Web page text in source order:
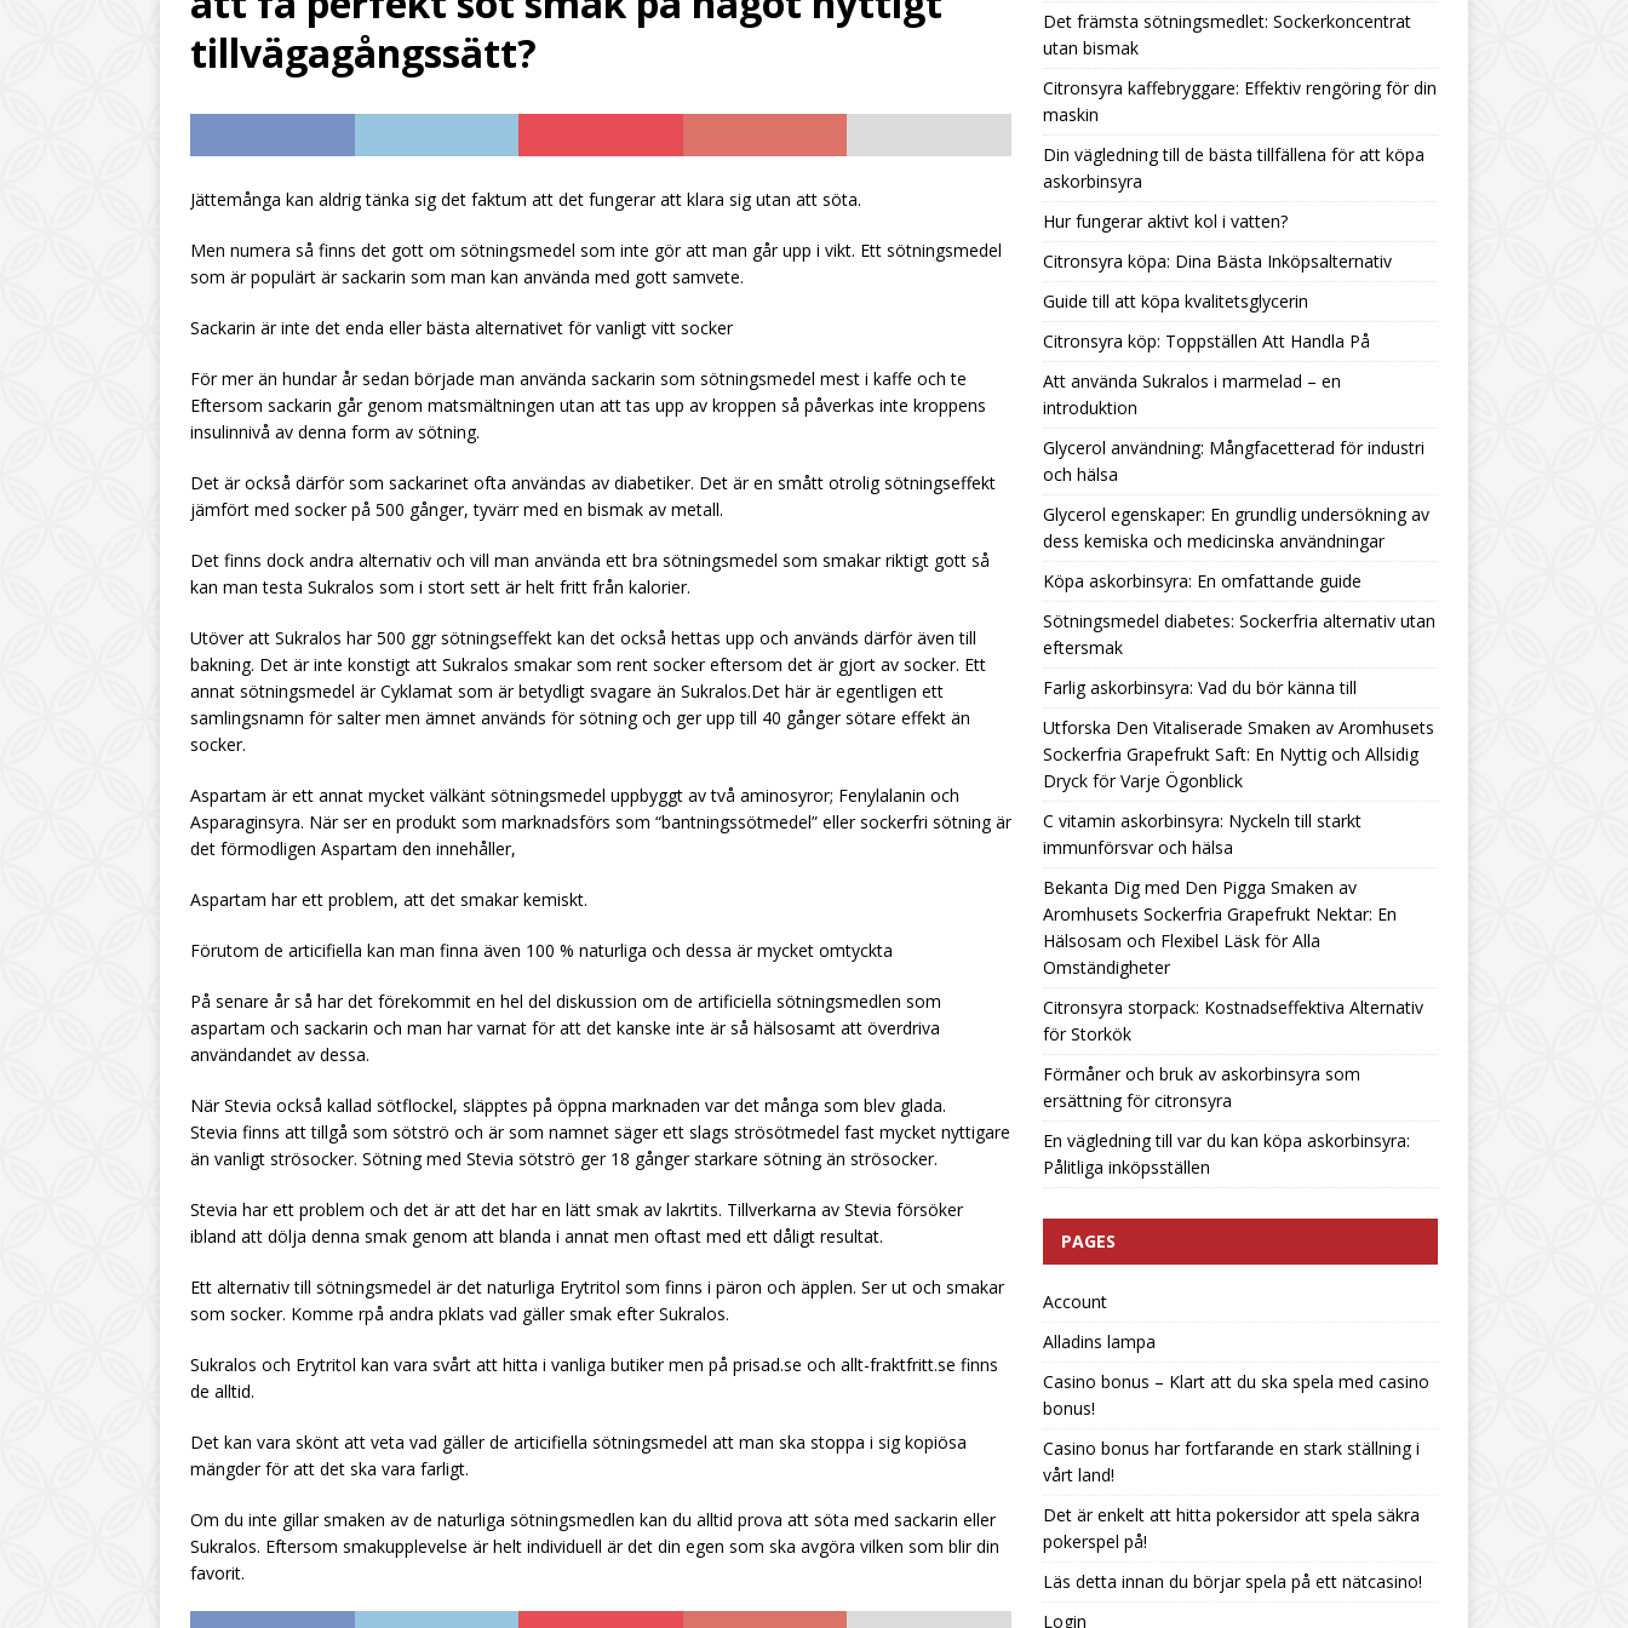
UNCATEGORIZED
[ July 6, 2026 ]
UNCATEGORIZED
[ June 19, 2026 ] Din vägledning till de bästa tillfällena för att köpa askorbinsyra
UNCATEGORIZED
[ June 12, 2026 ]
Hur fungerar aktivt kol i vatten? UNCATEGORIZED
tillvägagångssätt?
Jättemånga kan aldrig tänka sig det faktum att det fungerar att klara sig utan att söta.
Men numera så finns det gott om sötningsmedel som inte gör att man går upp i vikt. Ett sötningsmedel
som är populärt är sackarin som man kan använda med gott samvete.
Sackarin är inte det enda eller bästa alternativet för vanligt vitt socker
För mer än hundar år sedan började man använda sackarin som sötningsmedel mest i kaffe och te
Eftersom sackarin går genom matsmältningen utan att tas upp av kroppen så påverkas inte kroppens
insulinnivå av denna form av sötning.
Det är också därför som sackarinet ofta användas av diabetiker. Det är en smått otrolig sötningseffekt
jämfört med socker på 500 gånger, tyvärr med en bismak av metall.
Det finns dock andra alternativ och vill man använda ett bra sötningsmedel som smakar riktigt gott så
kan man testa Sukralos som i stort sett är helt fritt från kalorier.
Utöver att Sukralos har 500 ggr sötningseffekt kan det också hettas upp och används därför även till
bakning. Det är inte konstigt att Sukralos smakar som rent socker eftersom det är gjort av socker. Ett
annat sötningsmedel är Cyklamat som är betydligt svagare än Sukralos.Det här är egentligen ett
samlingsnamn för salter men ämnet används för sötning och ger upp till 40 gånger sötare effekt än
socker.
Aspartam är ett annat mycket välkänt sötningsmedel uppbyggt av två aminosyror; Fenylalanin och
Asparaginsyra. När ser en produkt som marknadsförs som “bantningssötmedel” eller sockerfri sötning är
det förmodligen Aspartam den innehåller,
Aspartam har ett problem, att det smakar kemiskt.
Förutom de articifiella kan man finna även 100 % naturliga och dessa är mycket omtyckta
På senare år så har det förekommit en hel del diskussion om de artificiella sötningsmedlen som
aspartam och sackarin och man har varnat för att det kanske inte är så hälsosamt att överdriva
användandet av dessa.
När Stevia också kallad sötflockel, släpptes på öppna marknaden var det många som blev glada.
Stevia finns att tillgå som sötströ och är som namnet säger ett slags strösötmedel fast mycket nyttigare
än vanligt strösocker. Sötning med Stevia sötströ ger 18 gånger starkare sötning än strösocker.
Stevia har ett problem och det är att det har en lätt smak av lakrtits. Tillverkarna av Stevia försöker
ibland att dölja denna smak genom att blanda i annat men oftast med ett dåligt resultat.
Ett alternativ till sötningsmedel är det naturliga Erytritol som finns i päron och äpplen. Ser ut och smakar
som socker. Komme rpå andra pklats vad gäller smak efter Sukralos.
Sukralos och Erytritol kan vara svårt att hitta i vanliga butiker men på prisad.se och allt-fraktfritt.se finns
de alltid.
Det kan vara skönt att veta vad gäller de articifiella sötningsmedel att man ska stoppa i sig kopiösa
mängder för att det ska vara farligt.
Om du inte gillar smaken av de naturliga sötningsmedlen kan du alltid prova att söta med sackarin eller
Sukralos. Eftersom smakupplevelse är helt individuell är det din egen som ska avgöra vilken som blir din
favorit.
Det främsta sötningsmedlet: Sockerkoncentrat
utan bismak
Citronsyra kaffebryggare: Effektiv rengöring för din
maskin
Din vägledning till de bästa tillfällena för att köpa
askorbinsyra
Hur fungerar aktivt kol i vatten?
Citronsyra köpa: Dina Bästa Inköpsalternativ
Guide till att köpa kvalitetsglycerin
Citronsyra köp: Toppställen Att Handla På
Att använda Sukralos i marmelad – en
introduktion
Glycerol användning: Mångfacetterad för industri
och hälsa
Glycerol egenskaper: En grundlig undersökning av
dess kemiska och medicinska användningar
Köpa askorbinsyra: En omfattande guide
Sötningsmedel diabetes: Sockerfria alternativ utan
eftersmak
Farlig askorbinsyra: Vad du bör känna till
Utforska Den Vitaliserade Smaken av Aromhusets
Sockerfria Grapefrukt Saft: En Nyttig och Allsidig
Dryck för Varje Ögonblick
C vitamin askorbinsyra: Nyckeln till starkt
immunförsvar och hälsa
Bekanta Dig med Den Pigga Smaken av
Aromhusets Sockerfria Grapefrukt Nektar: En
Hälsosam och Flexibel Läsk för Alla
Omständigheter
Citronsyra storpack: Kostnadseffektiva Alternativ
för Storkök
Förmåner och bruk av askorbinsyra som
ersättning för citronsyra
En vägledning till var du kan köpa askorbinsyra:
Pålitliga inköpsställen
PAGES
Account
Alladins lampa
Casino bonus – Klart att du ska spela med casino
bonus!
Casino bonus har fortfarande en stark ställning i
vårt land!
Det är enkelt att hitta pokersidor att spela säkra
pokerspel på!
Läs detta innan du börjar spela på ett nätcasino!
Login